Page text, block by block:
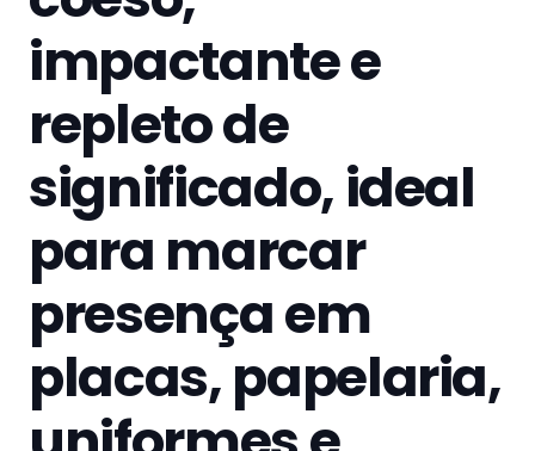
impactante e
repleto de
significado, ideal
para marcar
presença em
placas, papelaria,